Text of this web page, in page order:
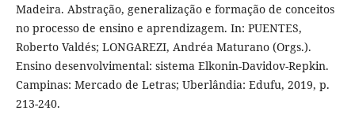
Madeira. Abstração, generalização e formação de conceitos
no processo de ensino e aprendizagem. In: PUENTES,
Roberto Valdés; LONGAREZI, Andréa Maturano (Orgs.).
Ensino desenvolvimental: sistema Elkonin-Davidov-Repkin.
Campinas: Mercado de Letras; Uberlândia: Edufu, 2019, p.
213-240.